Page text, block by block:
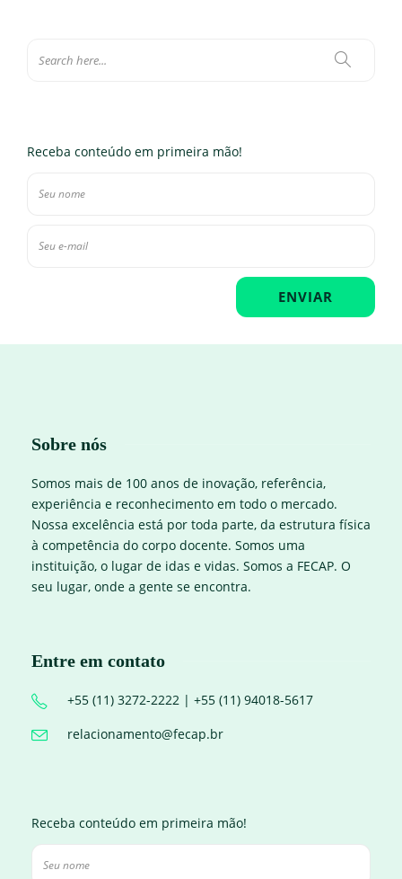
Receba conteúdo em primeira mão!
Sobre nós
Somos mais de 100 anos de inovação, referência,
experiência e reconhecimento em todo o mercado.
Nossa excelência está por toda parte, da estrutura física
à competência do corpo docente. Somos uma
instituição, o lugar de idas e vidas. Somos a FECAP. O
seu lugar, onde a gente se encontra.
Entre em contato
+55 (11) 3272-2222 | +55 (11) 94018-5617
relacionamento@fecap.br
Receba conteúdo em primeira mão!